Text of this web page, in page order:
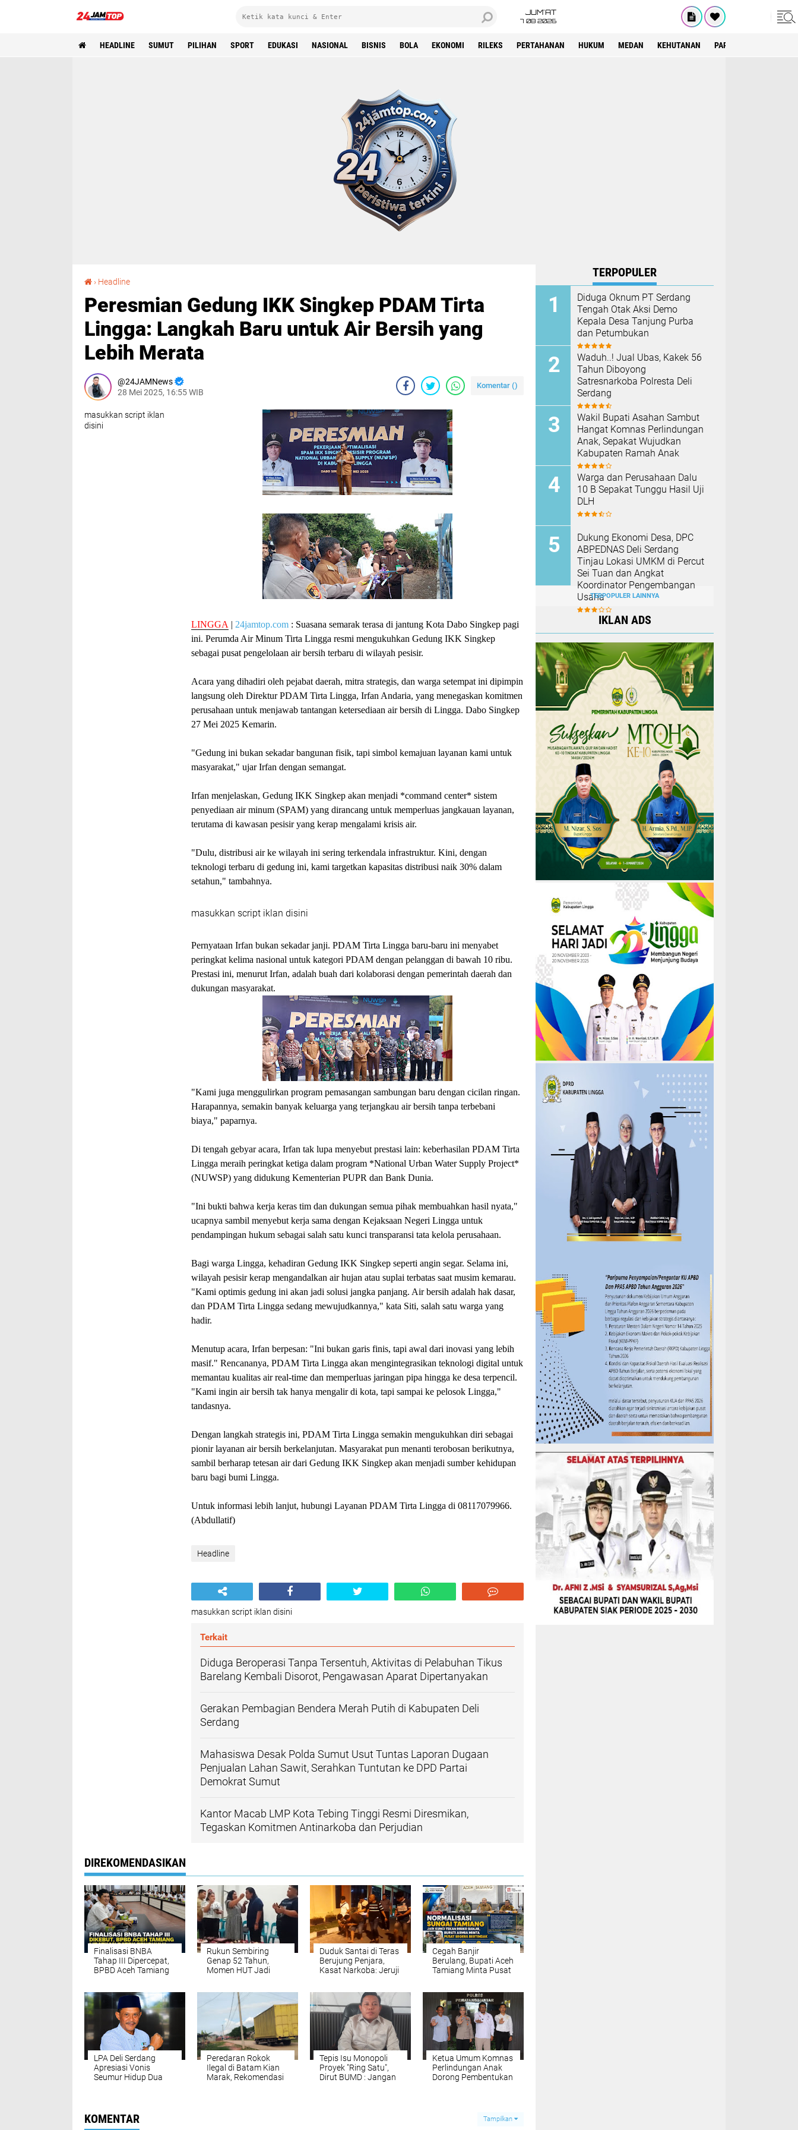
JUM'AT
7 08 2026
HEADLINE SUMUT PILIHAN SPORT EDUKASI NASIONAL BISNIS BOLA EKONOMI RILEKS PERTAHANAN HUKUM MEDAN KEHUTANAN PARIWISATA
› Headline
Peresmian Gedung IKK Singkep PDAM Tirta
Lingga: Langkah Baru untuk Air Bersih yang
Lebih Merata
24JAMNews
28 Mei 2025, 16:55 WIB
Komentar ()
masukkan script iklan
disini
LINGGA | 24jamtop.com : Suasana semarak terasa di jantung Kota Dabo Singkep pagi
ini. Perumda Air Minum Tirta Lingga resmi mengukuhkan Gedung IKK Singkep
sebagai pusat pengelolaan air bersih terbaru di wilayah pesisir.
Acara yang dihadiri oleh pejabat daerah, mitra strategis, dan warga setempat ini dipimpin
langsung oleh Direktur PDAM Tirta Lingga, Irfan Andaria, yang menegaskan komitmen
perusahaan untuk menjawab tantangan ketersediaan air bersih di Lingga. Dabo Singkep
27 Mei 2025 Kemarin.
"Gedung ini bukan sekadar bangunan fisik, tapi simbol kemajuan layanan kami untuk
masyarakat," ujar Irfan dengan semangat.
Irfan menjelaskan, Gedung IKK Singkep akan menjadi *command center* sistem
penyediaan air minum (SPAM) yang dirancang untuk memperluas jangkauan layanan,
terutama di kawasan pesisir yang kerap mengalami krisis air.
"Dulu, distribusi air ke wilayah ini sering terkendala infrastruktur. Kini, dengan
teknologi terbaru di gedung ini, kami targetkan kapasitas distribusi naik 30% dalam
setahun," tambahnya.
masukkan script iklan disini
Pernyataan Irfan bukan sekadar janji. PDAM Tirta Lingga baru-baru ini menyabet
peringkat kelima nasional untuk kategori PDAM dengan pelanggan di bawah 10 ribu.
Prestasi ini, menurut Irfan, adalah buah dari kolaborasi dengan pemerintah daerah dan
dukungan masyarakat.
"Kami juga menggulirkan program pemasangan sambungan baru dengan cicilan ringan.
Harapannya, semakin banyak keluarga yang terjangkau air bersih tanpa terbebani
biaya," paparnya.
Di tengah gebyar acara, Irfan tak lupa menyebut prestasi lain: keberhasilan PDAM Tirta
Lingga meraih peringkat ketiga dalam program *National Urban Water Supply Project*
(NUWSP) yang didukung Kementerian PUPR dan Bank Dunia.
"Ini bukti bahwa kerja keras tim dan dukungan semua pihak membuahkan hasil nyata,"
ucapnya sambil menyebut kerja sama dengan Kejaksaan Negeri Lingga untuk
pendampingan hukum sebagai salah satu kunci transparansi tata kelola perusahaan.
Bagi warga Lingga, kehadiran Gedung IKK Singkep seperti angin segar. Selama ini,
wilayah pesisir kerap mengandalkan air hujan atau suplai terbatas saat musim kemarau.
"Kami optimis gedung ini akan jadi solusi jangka panjang. Air bersih adalah hak dasar,
dan PDAM Tirta Lingga sedang mewujudkannya," kata Siti, salah satu warga yang
hadir.
Menutup acara, Irfan berpesan: "Ini bukan garis finis, tapi awal dari inovasi yang lebih
masif." Rencananya, PDAM Tirta Lingga akan mengintegrasikan teknologi digital untuk
memantau kualitas air real-time dan memperluas jaringan pipa hingga ke desa terpencil.
"Kami ingin air bersih tak hanya mengalir di kota, tapi sampai ke pelosok Lingga,"
tandasnya.
Dengan langkah strategis ini, PDAM Tirta Lingga semakin mengukuhkan diri sebagai
pionir layanan air bersih berkelanjutan. Masyarakat pun menanti terobosan berikutnya,
sambil berharap tetesan air dari Gedung IKK Singkep akan menjadi sumber kehidupan
baru bagi bumi Lingga.
Untuk informasi lebih lanjut, hubungi Layanan PDAM Tirta Lingga di 08117079966.
(Abdullatif)
Headline
masukkan script iklan disini
Terkait
Diduga Beroperasi Tanpa Tersentuh, Aktivitas di Pelabuhan Tikus
Barelang Kembali Disorot, Pengawasan Aparat Dipertanyakan
Gerakan Pembagian Bendera Merah Putih di Kabupaten Deli
Serdang
Mahasiswa Desak Polda Sumut Usut Tuntas Laporan Dugaan
Penjualan Lahan Sawit, Serahkan Tuntutan ke DPD Partai
Demokrat Sumut
Kantor Macab LMP Kota Tebing Tinggi Resmi Diresmikan,
Tegaskan Komitmen Antinarkoba dan Perjudian
DIREKOMENDASIKAN
Finalisasi BNBA
Tahap III Dipercepat,
BPBD Aceh Tamiang
Tepat Sasaran
Rukun Sembiring
Genap 52 Tahun,
Momen HUT Jadi
Sumut
Duduk Santai di Teras
Berujung Penjara,
Kasat Narkoba: Jeruji
Cegah Banjir
Berulang, Bupati Aceh
Tamiang Minta Pusat
LPA Deli Serdang
Apresiasi Vonis
Seumur Hidup Dua
Desak Polisi Segera
Tangkap DPO
Peredaran Rokok
Ilegal di Batam Kian
Marak, Rekomendasi
Tepis Isu Monopoli
Proyek "Ring Satu",
Dirut BUMD : Jangan
Ketua Umum Komnas
Perlindungan Anak
Dorong Pembentukan
Pematangsiantar
KOMENTAR Tampilkan
TERPOPULER
Diduga Oknum PT Serdang
Tengah Otak Aksi Demo
Kepala Desa Tanjung Purba
dan Petumbukan
Waduh..! Jual Ubas, Kakek 56
Tahun Diboyong
Satresnarkoba Polresta Deli
Serdang
Wakil Bupati Asahan Sambut
Hangat Komnas Perlindungan
Anak, Sepakat Wujudkan
Kabupaten Ramah Anak
Warga dan Perusahaan Dalu
10 B Sepakat Tunggu Hasil Uji
DLH
Dukung Ekonomi Desa, DPC
ABPEDNAS Deli Serdang
Tinjau Lokasi UMKM di Percut
Sei Tuan dan Angkat
Koordinator Pengembangan
UsahaTERPOPULER LAINNYA
IKLAN ADS